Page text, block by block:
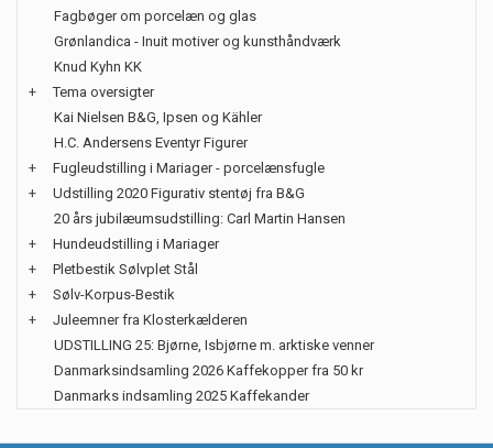
Fagbøger om porcelæn og glas
Grønlandica - Inuit motiver og kunsthåndværk
Knud Kyhn KK
+
Tema oversigter
Kai Nielsen B&G, Ipsen og Kähler
H.C. Andersens Eventyr Figurer
+
Fugleudstilling i Mariager - porcelænsfugle
+
Udstilling 2020 Figurativ stentøj fra B&G
20 års jubilæumsudstilling: Carl Martin Hansen
+
Hundeudstilling i Mariager
+
Pletbestik Sølvplet Stål
+
Sølv-Korpus-Bestik
+
Juleemner fra Klosterkælderen
UDSTILLING 25: Bjørne, Isbjørne m. arktiske venner
Danmarksindsamling 2026 Kaffekopper fra 50 kr
Danmarks indsamling 2025 Kaffekander